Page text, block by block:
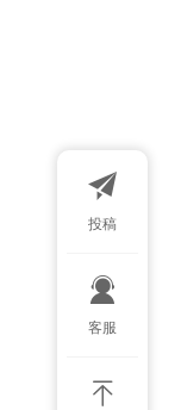
投稿
客服